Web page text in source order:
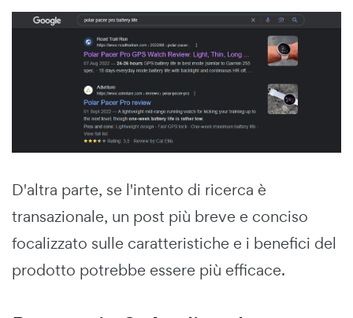
D'altra parte, se l'intento di ricerca è
transazionale, un post più breve e conciso
focalizzato sulle caratteristiche e i benefici del
prodotto potrebbe essere più efficace.